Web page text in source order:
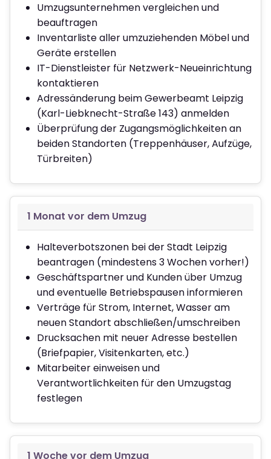
Umzugsunternehmen vergleichen und
beauftragen
Inventarliste aller umzuziehenden Möbel und
Geräte erstellen
IT-Dienstleister für Netzwerk-Neueinrichtung
kontaktieren
Adressänderung beim Gewerbeamt Leipzig
(Karl-Liebknecht-Straße 143) anmelden
Überprüfung der Zugangsmöglichkeiten an
beiden Standorten (Treppenhäuser, Aufzüge,
Türbreiten)
1 Monat vor dem Umzug
Halteverbotszonen bei der Stadt Leipzig
beantragen (mindestens 3 Wochen vorher!)
Geschäftspartner und Kunden über Umzug
und eventuelle Betriebspausen informieren
Verträge für Strom, Internet, Wasser am
neuen Standort abschließen/umschreiben
Drucksachen mit neuer Adresse bestellen
(Briefpapier, Visitenkarten, etc.)
Mitarbeiter einweisen und
Verantwortlichkeiten für den Umzugstag
festlegen
1 Woche vor dem Umzug